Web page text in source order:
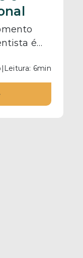
é
tenha
perto
| Leitura: 6min